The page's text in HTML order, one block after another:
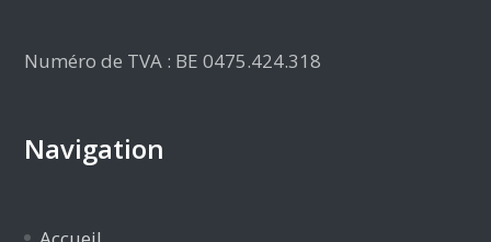
Numéro de TVA : BE 0475.424.318
Navigation